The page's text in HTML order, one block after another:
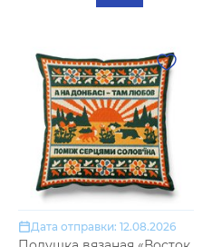
Дата отправки: 12.08.2026